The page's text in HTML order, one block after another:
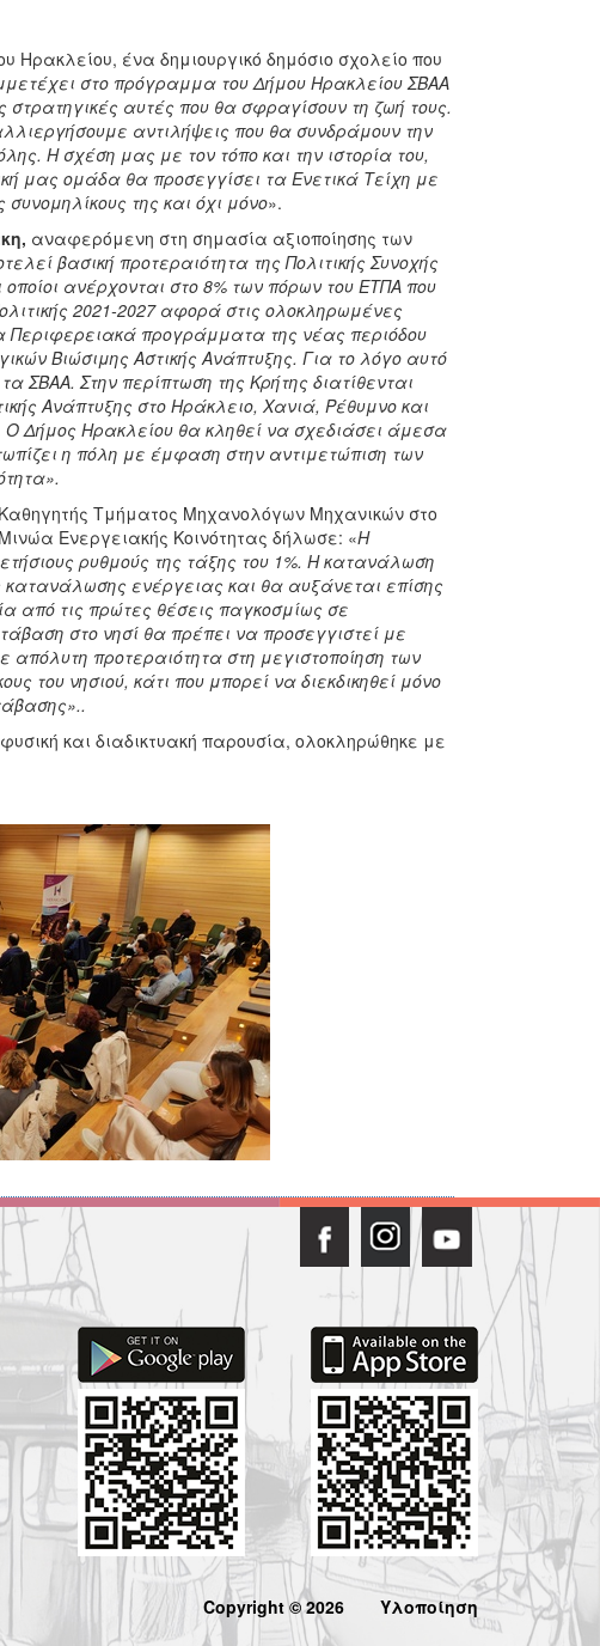
Ηρακλείου, ένα δημιουργικό δημόσιο σχολείο που
στο πρόγραμμα του Δήμου Ηρακλείου ΣΒΑΑ
στρατηγικές αυτές που θα σφραγίσουν τη ζωή τους.
αντιλήψεις που θα συνδράμουν την
Η σχέση μας με τον τόπο και την ιστορία του,
μας ομάδα θα προσεγγίσει τα Ενετικά Τείχη με
της και όχι μόνο».
αναφερόμενη στη σημασία αξιοποίησης των
βασική προτεραιότητα της Πολιτικής Συνοχής
ανέρχονται στο 8% των πόρων του ΕΤΠΑ που
2021-2027 αφορά στις ολοκληρωμένες
Περιφερειακά προγράμματα της νέας περιόδου
Βιώσιμης Αστικής Ανάπτυξης. Για το λόγο αυτό
ΣΒΑΑ. Στην περίπτωση της Κρήτης διατίθενται
Ανάπτυξης στο Ηράκλειο, Χανιά, Ρέθυμνο και
Δήμος Ηρακλείου θα κληθεί να σχεδιάσει άμεσα
η πόλη με έμφαση στην αντιμετώπιση των
Τμήματος Μηχανολόγων Μηχανικών στο
Ενεργειακής Κοινότητας δήλωσε: «Η
ρυθμούς της τάξης του 1%. Η κατανάλωση
κατανάλωσης ενέργειας και θα αυξάνεται επίσης
από τις πρώτες θέσεις παγκοσμίως σε
στο νησί θα πρέπει να προσεγγιστεί με
απόλυτη προτεραιότητα στη μεγιστοποίηση των
του νησιού, κάτι που μπορεί να διεκδικηθεί μόνο
και διαδικτυακή παρουσία, ολοκληρώθηκε με
Copyright © 2026 Υλοποίηση